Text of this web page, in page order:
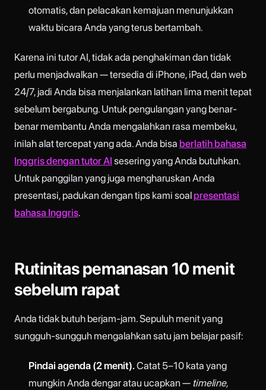
otomatis, dan pelacakan kemajuan menunjukkan
waktu bicara Anda yang terus bertambah.
Karena ini tutor AI, tidak ada penghakiman dan tidak
perlu menjadwalkan — tersedia di iPhone, iPad, dan web
24/7, jadi Anda bisa menjalankan latihan lima menit tepat
sebelum bergabung. Untuk pengulangan yang benar-
benar membantu Anda mengalahkan rasa membeku,
inilah alat tercepat yang ada. Anda bisa berlatih bahasa
Inggris dengan tutor AI sesering yang Anda butuhkan.
Untuk panggilan yang juga mengharuskan Anda
presentasi, padukan dengan tips kami soalpresentasi
bahasa Inggris.
Rutinitas pemanasan 10 menit
sebelum rapat
Anda tidak butuh berjam-jam. Sepuluh menit yang
sungguh-sungguh mengalahkan satu jam belajar pasif:
Pindai agenda (2 menit). Catat 5–10 kata yang
mungkin Anda dengar atau ucapkan — timeline,